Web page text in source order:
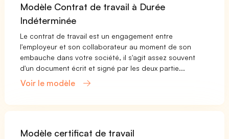
Modèle Contrat de travail à Durée
Indéterminée
Le contrat de travail est un engagement entre
l'employeur et son collaborateur au moment de son
embauche dans votre société, il s'agit assez souvent
d'un document écrit et signé par les deux partie...
Voir le modèle
Modèle certificat de travail